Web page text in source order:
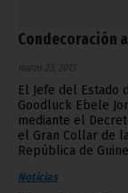
Condecoración
marzo 23, 2013
El Jefe del Estado
Goodluck Ebele
mediante el
el Gran Collar de
República de
Noticias